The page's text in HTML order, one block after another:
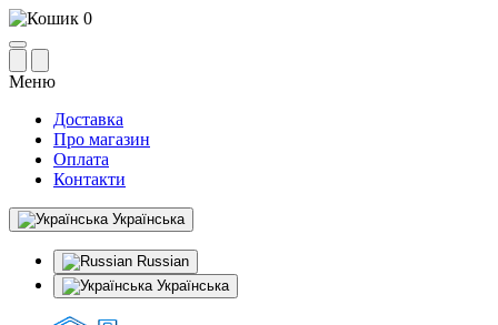
0
Меню
Доставка
Про магазин
Оплата
Контакти
Українська
Russian
Українська